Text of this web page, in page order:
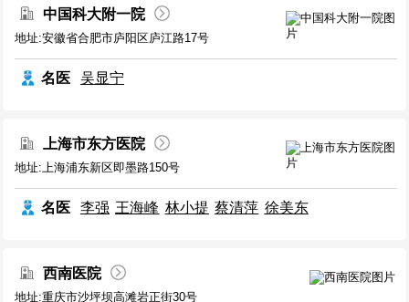
中国科大附一院
地址:安徽省合肥市庐阳区庐江路17号
名医 吴显宁
上海市东方医院
地址:上海浦东新区即墨路150号
名医 李强 王海峰 林小提 蔡清萍 徐美东
西南医院
地址:重庆市沙坪坝高滩岩正街30号